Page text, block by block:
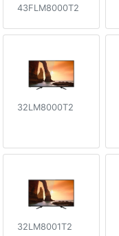
43FLM8000T2
32LM8000T2
32LM8001T2